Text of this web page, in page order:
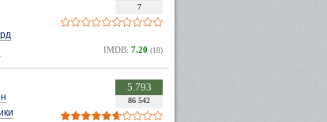
7
IMDB: 7.20 (18)
5.793
86 542